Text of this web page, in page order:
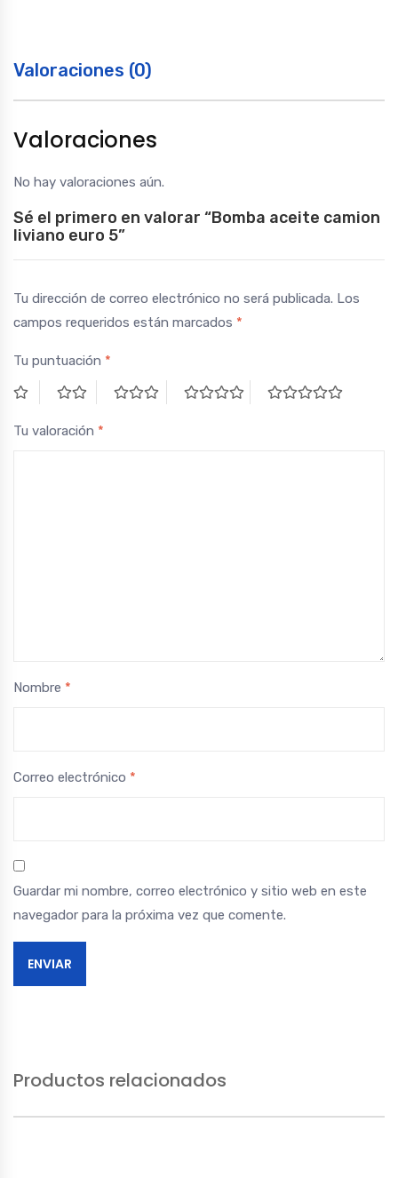
Valoraciones (0)
Valoraciones
No hay valoraciones aún.
Sé el primero en valorar “Bomba aceite camion
liviano euro 5”
Tu dirección de correo electrónico no será publicada. Los
campos requeridos están marcados *
Tu puntuación *
Tu valoración *
Nombre *
Correo electrónico *
Guardar mi nombre, correo electrónico y sitio web en este
navegador para la próxima vez que comente.
Productos relacionados